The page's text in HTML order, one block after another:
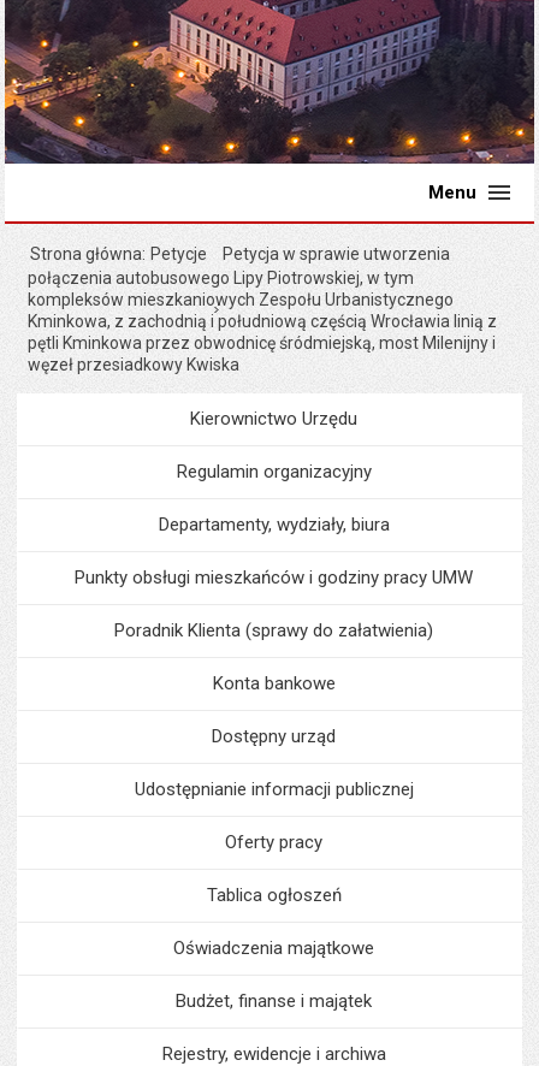
Menu
Strona główna Petycje
Petycja w sprawie utworzenia
połączenia autobusowego Lipy Piotrowskiej, w tym
kompleksów mieszkaniowych Zespołu Urbanistycznego
Kminkowa, z zachodnią i południową częścią Wrocławia linią z
pętli Kminkowa przez obwodnicę śródmiejską, most Milenijny i
węzeł przesiadkowy Kwiska
MenuUrząd Miejski
Kierownictwo Urzędu
Regulamin organizacyjny
Departamenty, wydziały, biura
Punkty obsługi mieszkańców i godziny pracy UMW
Poradnik Klienta (sprawy do załatwienia)
Konta bankowe
Dostępny urząd
Udostępnianie informacji publicznej
Oferty pracy
Tablica ogłoszeń
Oświadczenia majątkowe
Budżet, finanse i majątek
Rejestry, ewidencje i archiwa